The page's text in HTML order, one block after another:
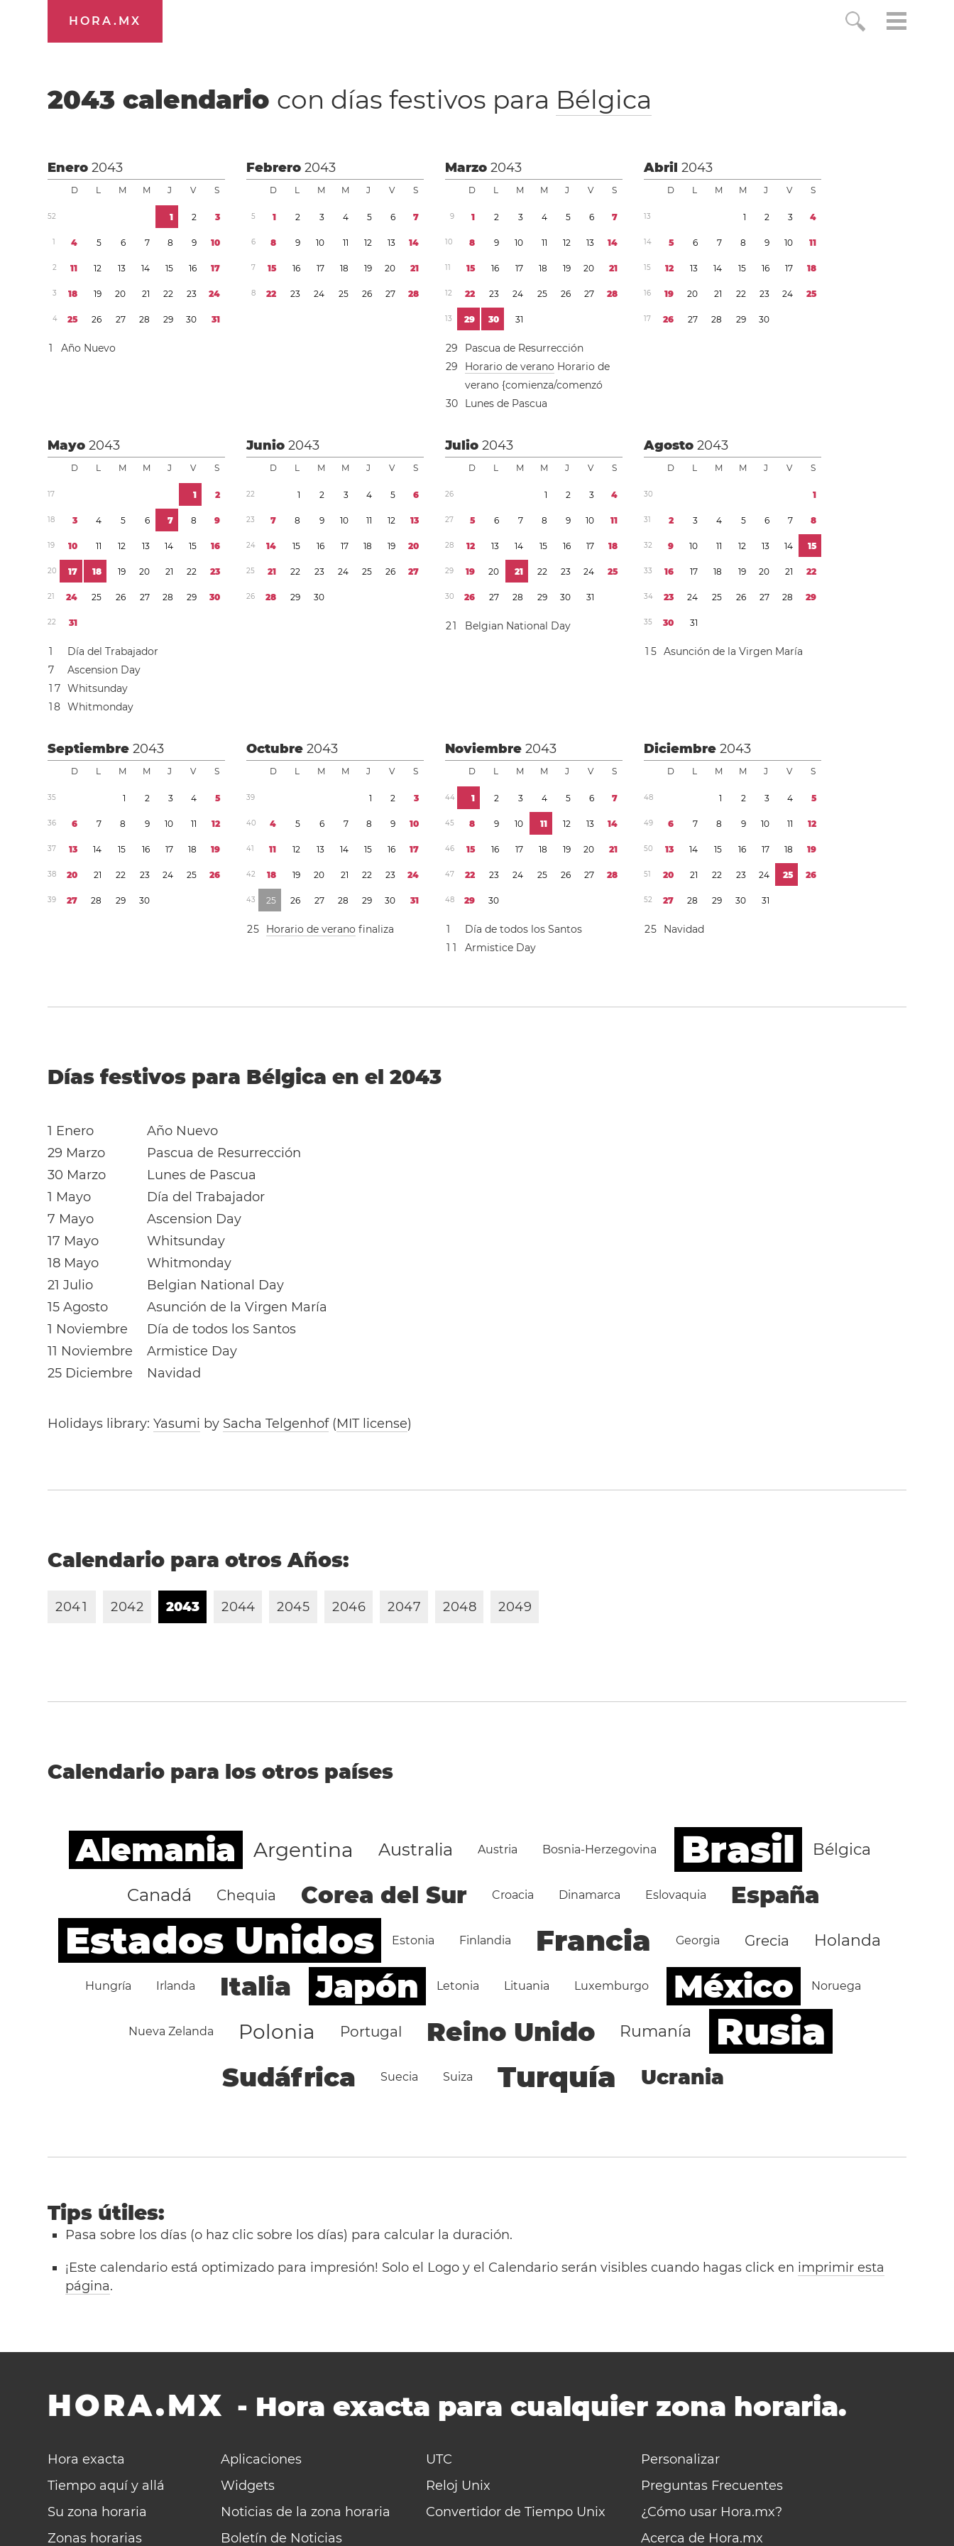
HORA.MX
2043 calendario con días festivos para Bélgica
Enero2043
D L M M J V S
52 1 2 3
1 4 5 6 7 8 9 10
2 11 12 13 14 15 16 17
3 18 19 20 21 22 23 24
4 25 26 27 28 29 30 31
1 Año Nuevo
Febrero2043
D L M M J V S
5 1 2 3 4 5 6 7
6 8 9 10 11 12 13 14
7 15 16 17 18 19 20 21
8 22 23 24 25 26 27 28
Marzo2043
D L M M J V S
9 1 2 3 4 5 6 7
10 8 9 10 11 12 13 14
11 15 16 17 18 19 20 21
12 22 23 24 25 26 27 28
13 29 30 31
29
Pascua de Resurrección
29 Horario de verano Horario de
verano {comienza/comenzó
30 Lunes de Pascua
Abril2043
D L M M J V S
13 1 2 3 4
14 5 6 7 8 9 10 11
15 12 13 14 15 16 17 18
16 19 20 21 22 23 24 25
17 26 27 28 29 30
Mayo2043
D L M M J V S
17 1 2
18 3 4 5 6 7 8 9
19 10 11 12 13 14 15 16
20 17 18 19 20 21 22 23
21 24 25 26 27 28 29 30
22 31
1
Día del Trabajador
7
Ascension Day
1 7 Whitsunday
18 Whitmonday
Junio2043
D L M M J V S
22 1 2 3 4 5 6
23 7 8 9 10 11 12 13
24 14 15 16 17 18 19 20
25 21 22 23 24 25 26 27
26 28 29 30
Julio2043
D L M M J V S
26 1 2 3 4
27 5 6 7 8 9 10 11
28 12 13 14 15 16 17 18
29 19 20 21 22 23 24 25
30 26 27 28 29 30 31
21 Belgian National Day
Agosto2043
D L M M J V S
30 1
31 2 3 4 5 6 7 8
32 9 10 11 12 13 14 15
33 16 17 18 19 20 21 22
34 23 24 25 26 27 28 29
35 30 31
1 5 Asunción de la Virgen María
Septiembre2043
D L M M J V S
35 1 2 3 4 5
36 6 7 8 9 10 11 12
37 13 14 15 16 17 18 19
38 20 21 22 23 24 25 26
39 27 28 29 30
Octubre2043
D L M M J V S
39 1 2 3
40 4 5 6 7 8 9 10
41 11 12 13 14 15 16 17
42 18 19 20 21 22 23 24
43 25 26 27 28 29 30 31
25 Horario de verano finaliza
Noviembre2043
D L M M J V S
44 1 2 3 4 5 6 7
45 8 9 10 11 12 13 14
46 15 16 17 18 19 20 21
47 22 23 24 25 26 27 28
48 29 30
1
Día de todos los Santos
1 1 Armistice Day
Diciembre2043
D L M M J V S
48 1 2 3 4 5
49 6 7 8 9 10 11 12
50 13 14 15 16 17 18 19
51 20 21 22 23 24 25 26
52 27 28 29 30 31
25 Navidad
Días festivos para Bélgica en el 2043
1 Enero
Año Nuevo
29 Marzo
Pascua de Resurrección
30 Marzo
Lunes de Pascua
1 Mayo
Día del Trabajador
7 Mayo
Ascension Day
17 Mayo
Whitsunday
18 Mayo
Whitmonday
21 Julio
Belgian National Day
15 Agosto
Asunción de la Virgen María
1 Noviembre
Día de todos los Santos
11 Noviembre
Armistice Day
25 Diciembre
Navidad
Holidays library:Yasumi by Sacha Telgenhof(MIT license)
Calendario para otros Años:
2041 2042 2043 2044 2045 2046 2047 2048 2049
Calendario para los otros países
Alemania Argentina Australia Austria Bosnia-Herzegovina Brasil Bélgica
Canadá Chequia Corea del Sur Croacia Dinamarca Eslovaquia España
Estados Unidos Estonia Finlandia Francia Georgia Grecia Holanda
Hungría Irlanda Italia Japón Letonia Lituania Luxemburgo México Noruega
Nueva Zelanda Polonia Portugal Reino Unido Rumanía Rusia
Sudáfrica Suecia Suiza Turquía Ucrania
Tips útiles:
Pasa sobre los días (o haz clic sobre los días) para calcular la duración.
¡Este calendario está optimizado para impresión! Solo el Logo y el Calendario serán visibles cuando hagas click en imprimir esta
página.
HORA.MX - Hora exacta para cualquier zona horaria.
Hora exacta
Tiempo aquí y allá
Su zona horaria
Zonas horarias
Aplicaciones
Widgets
Noticias de la zona horaria
Boletín de Noticias
UTC
Reloj Unix
Convertidor de Tiempo Unix
Personalizar
Preguntas Frecuentes
¿Cómo usar Hora.mx?
Acerca de Hora.mx